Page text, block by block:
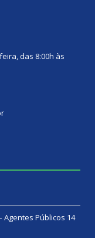
das 8:00h às
Agentes Públicos 14